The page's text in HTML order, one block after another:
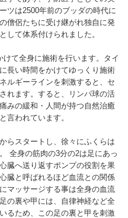
ツは2500年前のブッダの時代に
僧侶たちに受け継がれ独自に発
して体系付けられました。
て全身に施術を行います。タイ
長い時間をかけてゆっくり施術
ルギーラインを刺激すると、セ
れます。すると、リンパ球の活
みの緩和・人間が持つ自然治癒
言われています。
らスタートし、徐々にふくらは
全身の筋肉の3分の2は足にあっ
臓へ送り返すポンプの役割を果
臓と呼ばれるほど血流との関係
マッサージする事は全身の血流
の裏や甲には、自律神経など全
るため、この足の裏と甲を刺激